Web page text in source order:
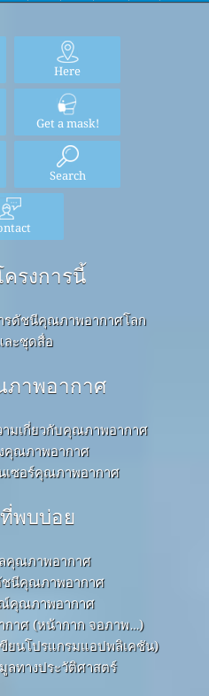
Here
Get a mask!
Search
ครงการนี้
รดัชนีคุณภาพอากาศโลก
ละชุดสื่อ
าพอากาศ
มเกี่ยวกับคุณภาพอากาศ
คุณภาพอากาศ
เซอร์คุณภาพอากาศ
พบบ่อย
คุณภาพอากาศ
นีคุณภาพอากาศ
คุณภาพอากาศ
าศ (หน้ากาก จอภาพ…)
ยนโปรแกรมแอปพลิเคชัน)
ทางประวัติศาสตร์